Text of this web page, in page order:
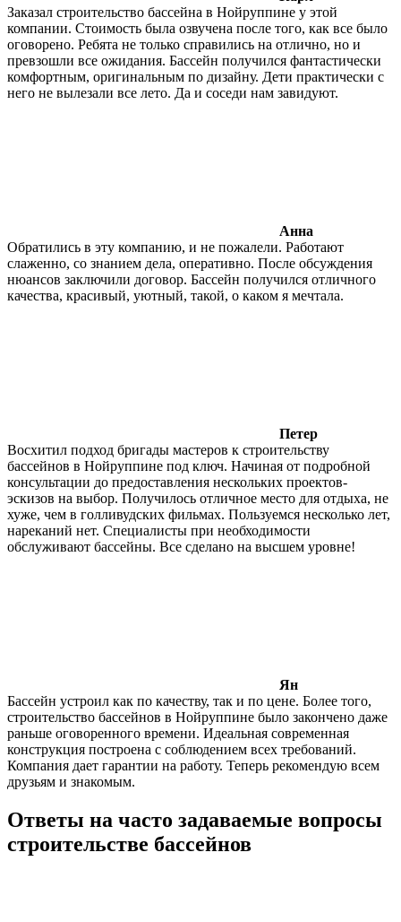
Заказал строительство бассейна в Нойруппине у этой
компании. Стоимость была озвучена после того, как все было
оговорено. Ребята не только справились на отлично, но и
превзошли все ожидания. Бассейн получился фантастически
комфортным, оригинальным по дизайну. Дети практически с
него не вылезали все лето. Да и соседи нам завидуют.
Анна
Обратились в эту компанию, и не пожалели. Работают
слаженно, со знанием дела, оперативно. После обсуждения
нюансов заключили договор. Бассейн получился отличного
качества, красивый, уютный, такой, о каком я мечтала.
Петер
Восхитил подход бригады мастеров к строительству
бассейнов в Нойруппине под ключ. Начиная от подробной
консультации до предоставления нескольких проектов-
эскизов на выбор. Получилось отличное место для отдыха, не
хуже, чем в голливудских фильмах. Пользуемся несколько лет,
нареканий нет. Специалисты при необходимости
обслуживают бассейны. Все сделано на высшем уровне!
Ян
Бассейн устроил как по качеству, так и по цене. Более того,
строительство бассейнов в Нойруппине было закончено даже
раньше оговоренного времени. Идеальная современная
конструкция построена с соблюдением всех требований.
Компания дает гарантии на работу. Теперь рекомендую всем
друзьям и знакомым.
Ответы на часто задаваемые вопросы
строительстве бассейнов